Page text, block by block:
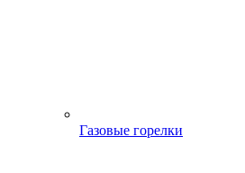
Газовые горелки